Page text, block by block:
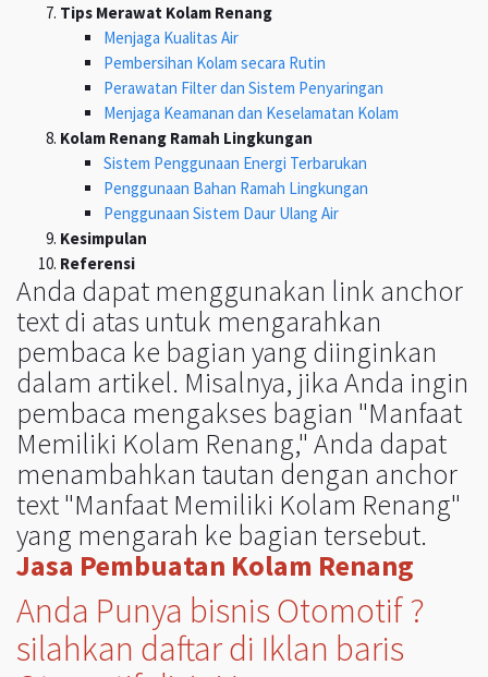
Tips Merawat Kolam Renang
Menjaga Kualitas Air
Pembersihan Kolam secara Rutin
Perawatan Filter dan Sistem Penyaringan
Menjaga Keamanan dan Keselamatan Kolam
Kolam Renang Ramah Lingkungan
Sistem Penggunaan Energi Terbarukan
Penggunaan Bahan Ramah Lingkungan
Penggunaan Sistem Daur Ulang Air
Kesimpulan
Referensi
Anda dapat menggunakan link anchor
text di atas untuk mengarahkan
pembaca ke bagian yang diinginkan
dalam artikel. Misalnya, jika Anda ingin
pembaca mengakses bagian "Manfaat
Memiliki Kolam Renang," Anda dapat
menambahkan tautan dengan anchor
text "Manfaat Memiliki Kolam Renang"
yang mengarah ke bagian tersebut.
Jasa Pembuatan Kolam Renang
Anda Punya bisnis Otomotif ?
silahkan daftar di Iklan baris